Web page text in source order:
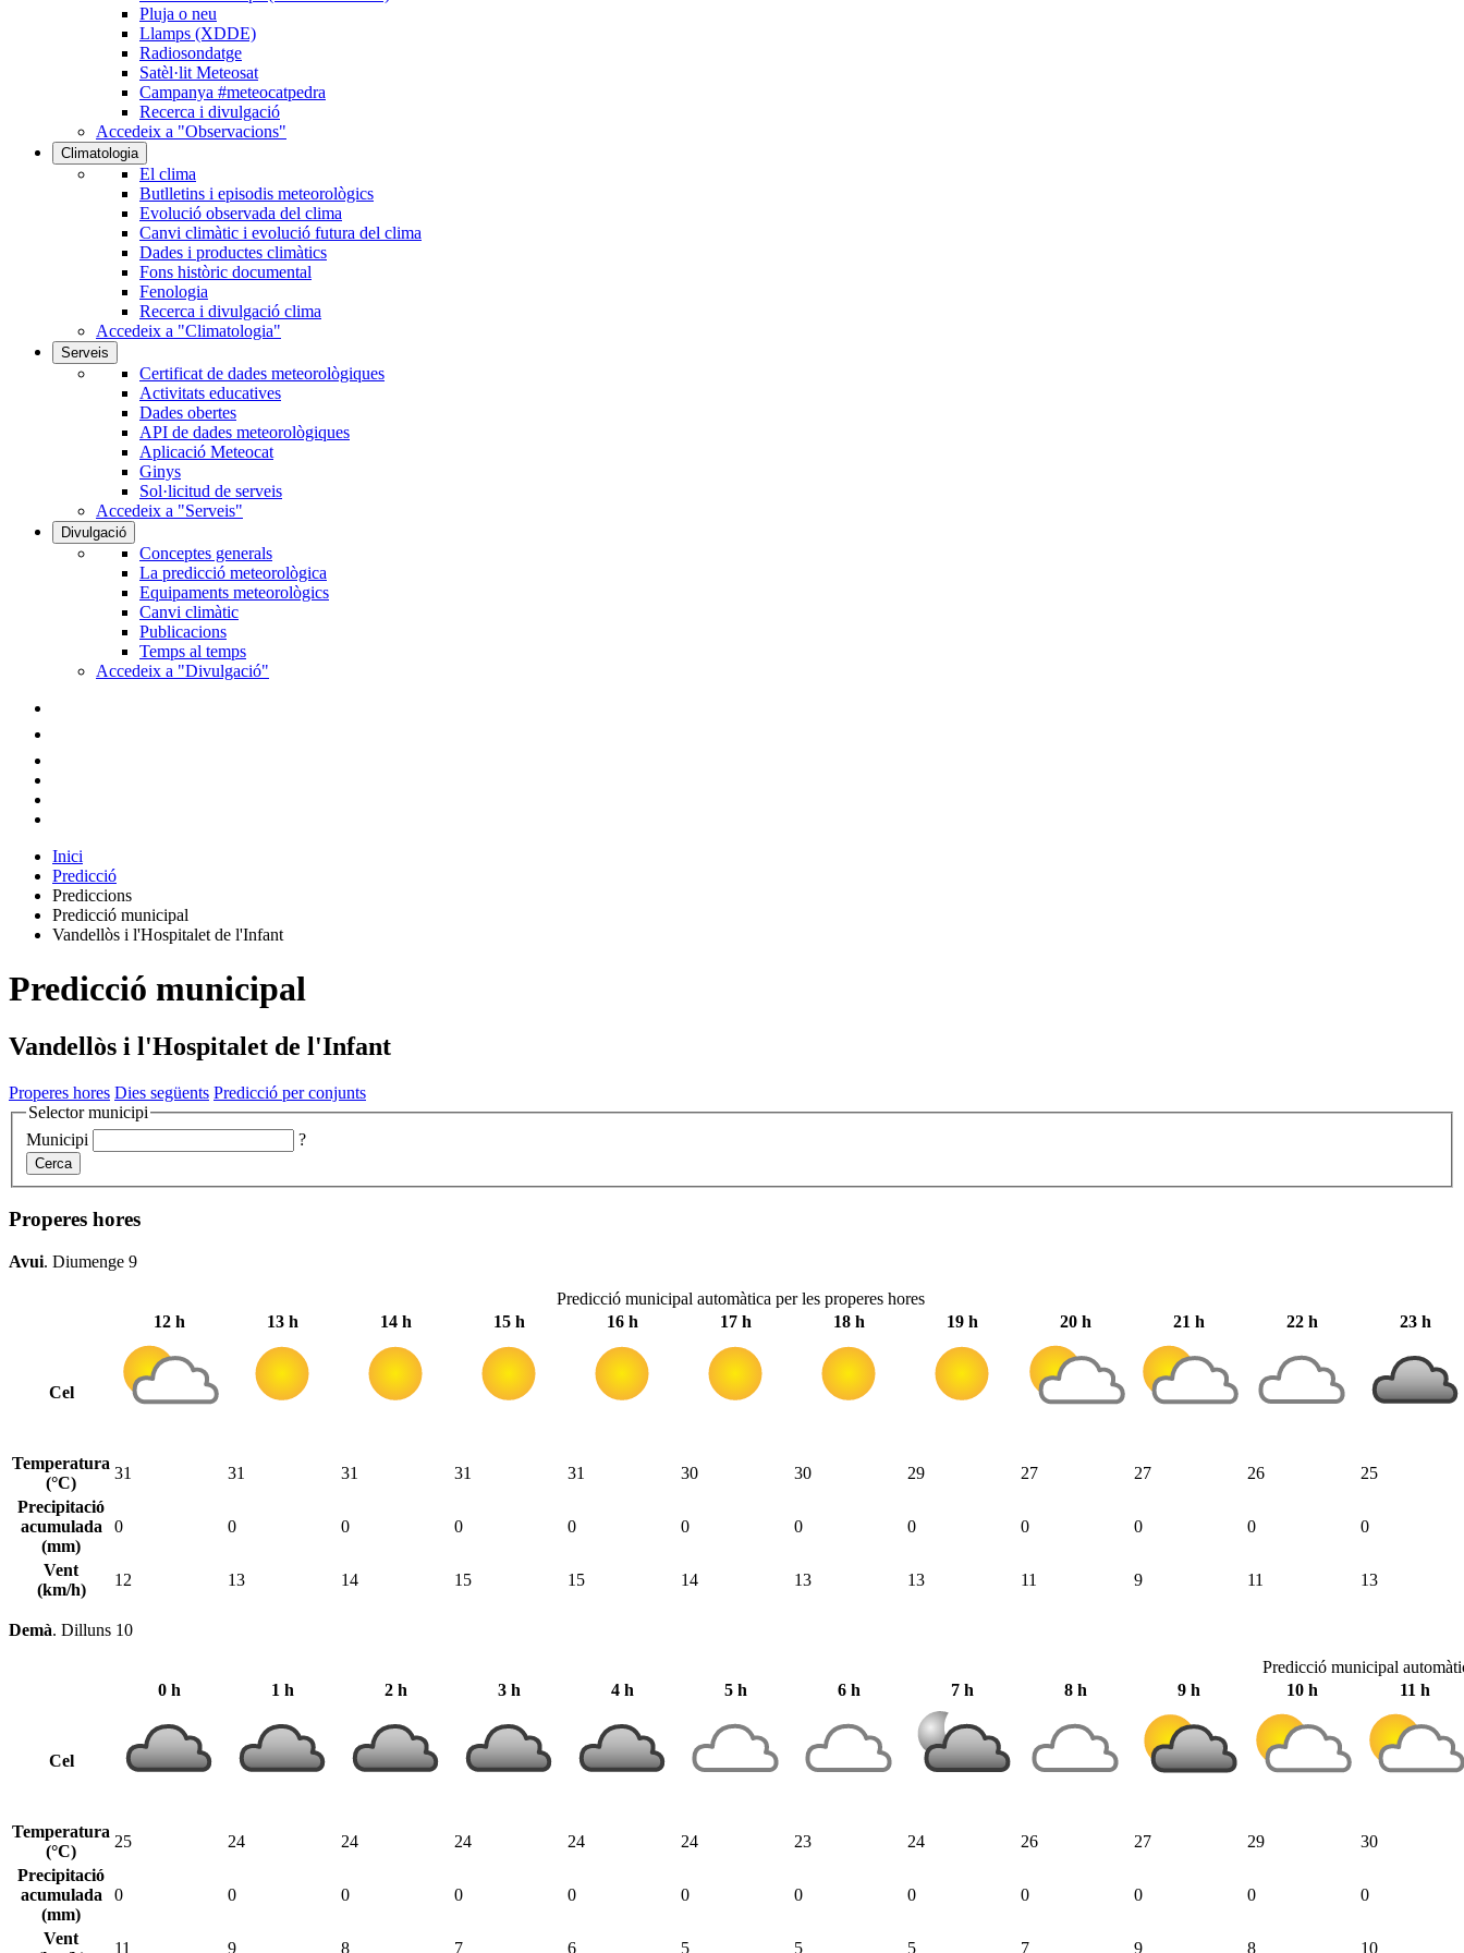
Pluja o neu
Llamps (XDDE)
Radiosondatge
Satèl·lit Meteosat
Campanya #meteocatpedra
Recerca i divulgació
Accedeix a "Observacions"
Climatologia
El clima
Butlletins i episodis meteorològics
Evolució observada del clima
Canvi climàtic i evolució futura del clima
Dades i productes climàtics
Fons històric documental
Fenologia
Recerca i divulgació clima
Accedeix a "Climatologia"
Serveis
Certificat de dades meteorològiques
Activitats educatives
Dades obertes
API de dades meteorològiques
Aplicació Meteocat
Ginys
Sol·licitud de serveis
Accedeix a "Serveis"
Divulgació
Conceptes generals
La predicció meteorològica
Equipaments meteorològics
Canvi climàtic
Publicacions
Temps al temps
Accedeix a "Divulgació"
Inici
Predicció
Prediccions
Predicció municipal
Vandellòs i l'Hospitalet de l'Infant
Predicció municipal
Vandellòs i l'Hospitalet de l'Infant
Properes hores Dies següents Predicció per conjunts
Selector municipi
Municipi
?
Cerca
Properes hores
Avui. Diumenge 9
Predicció municipal automàtica per les properes hores
12 h
13 h 14 h 15 h 16 h 17 h 18 h 19 h 20 h 21 h 22 h 23 h
Cel
Temperatura
(°C)
31 31 31 31 31 30 30 29 27 27 26
25
Precipitació
acumulada
(mm)
0 0 0 0 0 0 0 0 0 0 0 0
Vent
(km/h)
12 13 14 15 15 14 13 13 11 9 11 13
Demà. Dilluns 10
Predicció municipal
0 h
1 h 2 h 3 h 4 h 5 h 6 h 7 h 8 h 9 h 10 h 11 h
Cel
Temperatura
(°C)
25 24 24 24 24 24 23 24 26 27 29
30
Precipitació
acumulada
(mm)
0 0 0 0 0 0 0 0 0 0 0 0
Vent
11 9 8 7 6 5 5 5 7 9 8 10